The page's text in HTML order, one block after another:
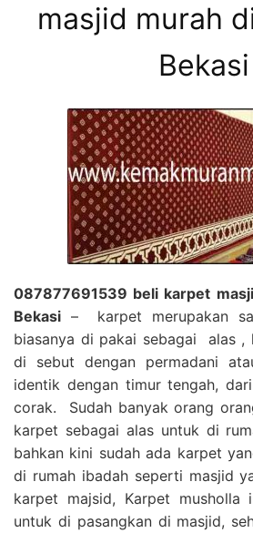
masjid murah
Bekasi
087877691539 beli karpet
Bekasi – karpet merupakan
biasanya di pakai sebagai alas ,
di sebut dengan permadani
identik dengan timur tengah,
corak. Sudah banyak orang
karpet sebagai alas untuk di
bahkan kini sudah ada karpet
di rumah ibadah seperti masjid
karpet majsid, Karpet musholla
untuk di pasangkan di masjid,